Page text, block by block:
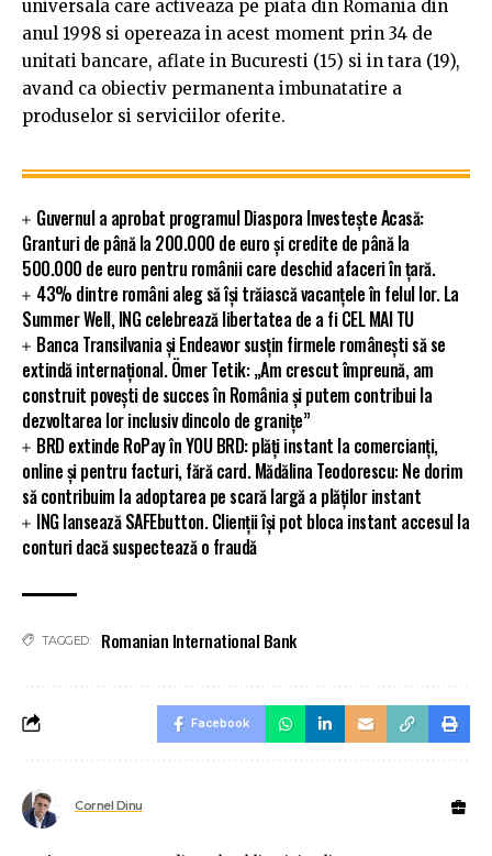
universala care activeaza pe piata din Romania din
anul 1998 si opereaza in acest moment prin 34 de
unitati bancare, aflate in Bucuresti (15) si in tara (19),
avand ca obiectiv permanenta imbunatatire a
produselor si serviciilor oferite.
Guvernul a aprobat programul Diaspora Investește Acasă:
Granturi de până la 200.000 de euro și credite de până la
500.000 de euro pentru românii care deschid afaceri în țară.
43% dintre români aleg să își trăiască vacanțele în felul lor. La
Summer Well, ING celebrează libertatea de a fi CEL MAI TU
Banca Transilvania și Endeavor susțin firmele românești să se
extindă internațional. Ömer Tetik: „Am crescut împreună, am
construit povești de succes în România și putem contribui la
dezvoltarea lor inclusiv dincolo de granițe”
BRD extinde RoPay în YOU BRD: plăți instant la comercianți,
online și pentru facturi, fără card. Mădălina Teodorescu: Ne dorim
să contribuim la adoptarea pe scară largă a plăților instant
ING lansează SAFEbutton. Clienții își pot bloca instant accesul la
conturi dacă suspectează o fraudă
TAGGED: Romanian International Bank
Facebook
Cornel Dinu